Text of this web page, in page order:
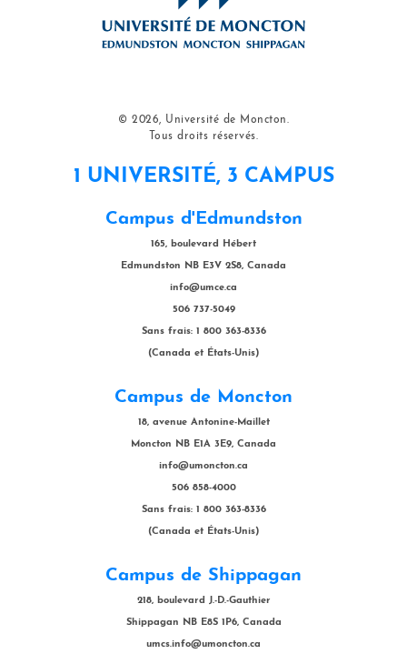
© 2026, Université de Moncton.
Tous droits réservés.
1 UNIVERSITÉ, 3 CAMPUS
Campus d'Edmundston
165, boulevard Hébert
Edmundston NB E3V 2S8, Canada
info@umce.ca
506 737-5049
Sans frais: 1 800 363-8336
(Canada et États-Unis)
Campus de Moncton
18, avenue Antonine-Maillet
Moncton NB E1A 3E9, Canada
info@umoncton.ca
506 858-4000
Sans frais: 1 800 363-8336
(Canada et États-Unis)
Campus de Shippagan
218, boulevard J.-D.-Gauthier
Shippagan NB E8S 1P6, Canada
umcs.info@umoncton.ca